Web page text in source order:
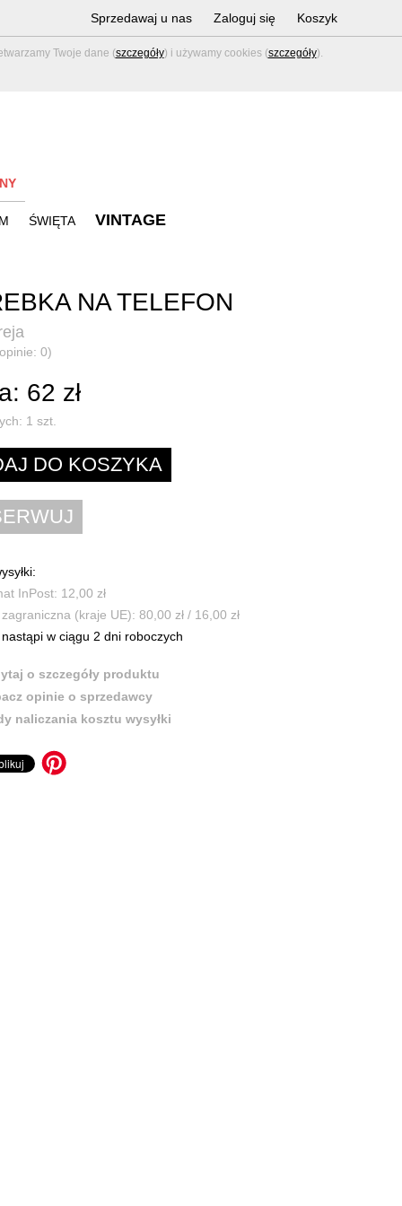
Twoje dane (szczegóły) i używamy cookies (szczegóły).
Sprzedawaj u nas Zaloguj się Koszyk
ŚWIĘTA VINTAGE
NA TELEFON
0)
62 zł
1 szt.
InPost: 12,00 zł
zagraniczna (kraje UE): 80,00 zł / 16,00 zł
nastąpi w ciągu 2 dni roboczych
o szczegóły produktu
opinie o sprzedawcy
naliczania kosztu wysyłki